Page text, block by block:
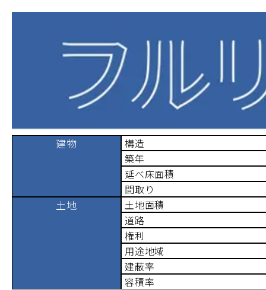
建物
構造
築年
延べ床面積
間取り
土地
土地面積
道路
権利
用途地域
建蔽率
容積率